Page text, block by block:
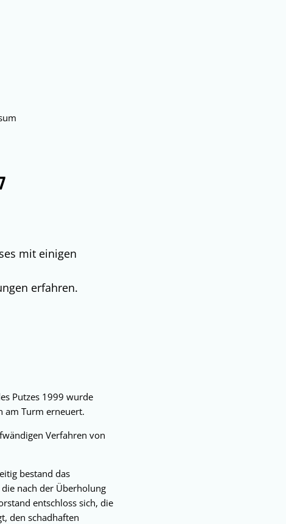
mit einigen
erfahren.
Putzes 1999 wurde
am Turm erneuert.
Verfahren von
bestand das
nach der Überholung
entschloss sich, die
den schadhaften